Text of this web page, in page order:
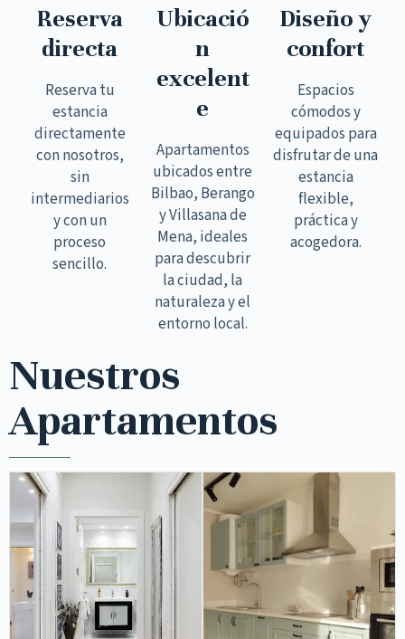
Reserva
directa
Reserva tu
estancia
directamente
con nosotros,
sin
intermediarios
y con un
proceso
sencillo.
Ubicació
n
excelent
e
Apartamentos
ubicados entre
Bilbao, Berango
y Villasana de
Mena, ideales
para descubrir
la ciudad, la
naturaleza y el
entorno local.
Diseño y
confort
Espacios
cómodos y
equipados para
disfrutar de una
estancia
flexible,
práctica y
acogedora.
Nuestros
Apartamentos